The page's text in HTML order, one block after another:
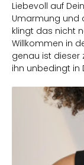
Liebevoll auf
Umarmung und
klingt das nicht
Willkommen in
genau ist dieser
ihn unbedingt in